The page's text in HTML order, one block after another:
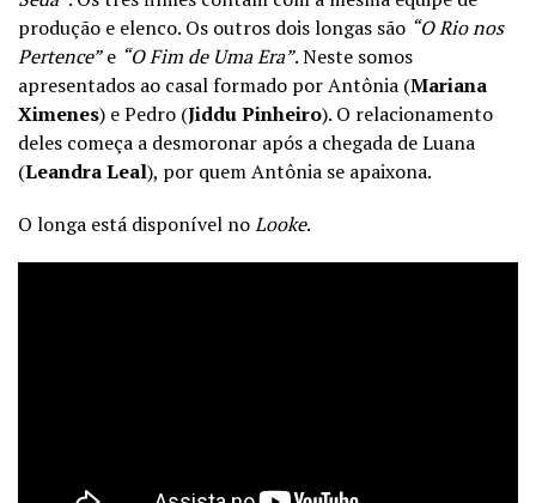
produção e elenco. Os outros dois longas são “O Rio nos
Pertence”e “O Fim de Uma Era”. Neste somos
apresentados ao casal formado por Antônia (Mariana
Ximenes) e Pedro (Jiddu Pinheiro). O relacionamento
deles começa a desmoronar após a chegada de Luana
(Leandra Leal), por quem Antônia se apaixona.
O longa está disponível noLooke.